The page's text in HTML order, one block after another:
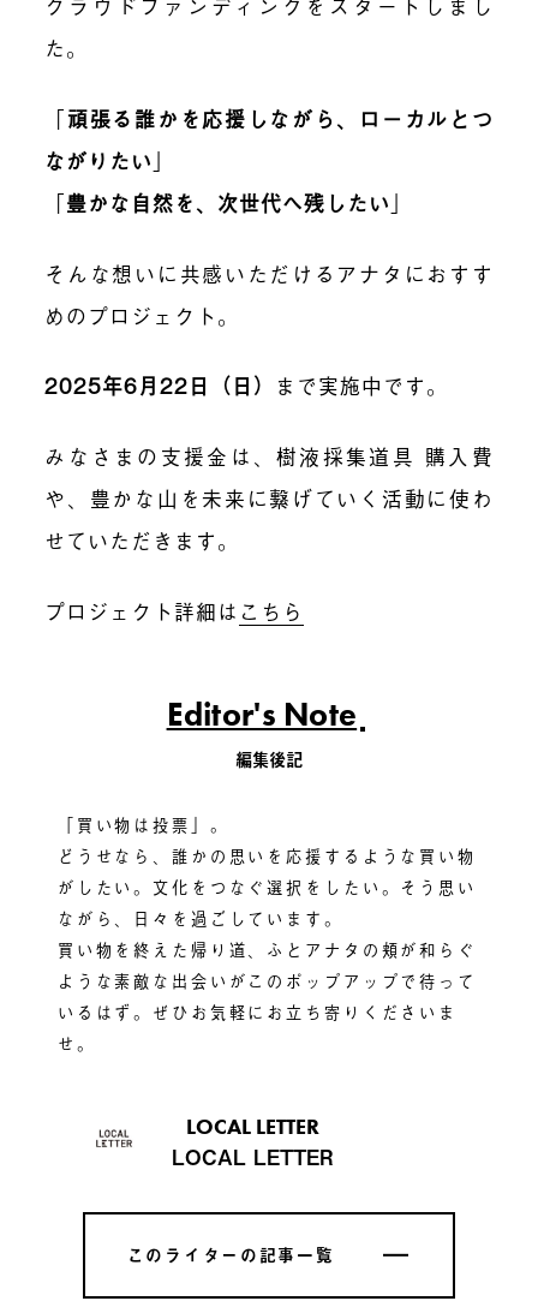
た。
「頑張る誰かを応援しながら、ローカルとつ
ながりたい 」
「豊かな自然を、次世代へ残したい 」
そんな想いに共感いただけるアナタにおすす
めのプロジェクト。
2025年6月22日（日） まで実施中です。
みなさまの支援金は、樹液採集道具 購入費
や、豊かな山を未来に繋げていく活動に使わ
せていただきます。
プロジェクト詳細は こちら
Editor's Note
編集後記
「買い物は投票」。
どうせなら、誰かの思いを応援するような買い物
がしたい。文化をつなぐ選択をしたい。そう思い
ながら、日々を過ごしています。
買い物を終えた帰り道、ふとアナタの頬が和らぐ
ような素敵な出会いがこのポップアップで待って
いるはず。ぜひお気軽にお立ち寄りくださいま
せ。
LOCAL LETTER
LOCAL LETTER
このライターの記事一覧
このライターの記事一覧